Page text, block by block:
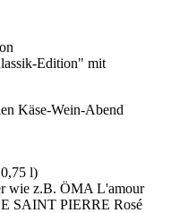
Edition" mit
Käse-Wein-Abend
l)
wie z.B. ÖMA L'amour
SAINT PIERRE Rosé